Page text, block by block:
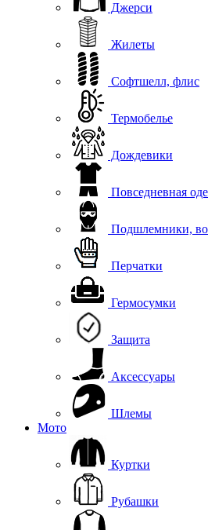
Джерси
Жилеты
Софтшелл, флис
Термобелье
Дождевики
Повседневная
Подшлемники,
Перчатки
Гермосумки
Защита
Аксессуары
Шлемы
Мото
Куртки
Рубашки